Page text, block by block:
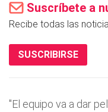
Suscríbete a
Recibe todas las
SUSCRIBIRSE
"El equipo va a dar